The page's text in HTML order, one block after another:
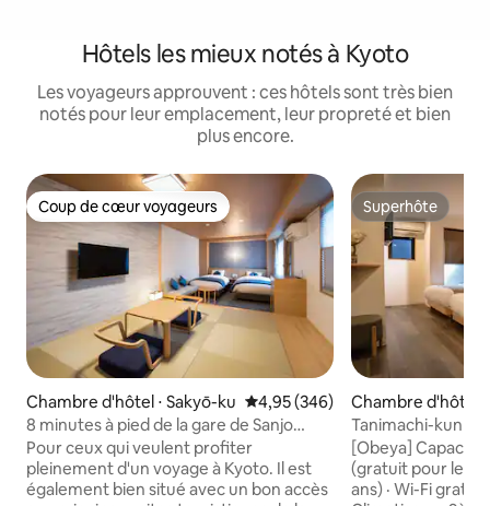
Hôtels les mieux notés à Kyoto
Les voyageurs approuvent : ces hôtels sont très bien
notés pour leur emplacement, leur propreté et bien
plus encore.
Coup de cœur voyageurs
Coup de cœur voyageurs
Chambre d'hôtel ⋅ Sakyō-ku Évaluation moyenne sur la
4,95 (346)
8 minutes à pied de la gare de Sanjo
Keihan | Séjour tranquille à Kyoto |
Sanctuaire de Heian, musée, Gion à
distance de marche | Chambre
Pour ceux qui veulent profiter
pleinement d'un voyage à Kyoto. Il est
également bien situé avec un bon accès
Superhôte
Superhôte
Chambre d'hôtel
ō-ku
Tanimachi-kun
6 minutes à pied
minutes de la
Chambre twin
[Obeya] Capacité
(gratuit pour les
ans) · Wi-Fi gratuit